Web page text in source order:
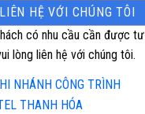
LIÊN HỆ VỚI CHÚNG TÔI
có nhu cầu cần được tư
lòng liên hệ với chúng tôi.
NHÁNH CÔNG TRÌNH
THANH HÓA